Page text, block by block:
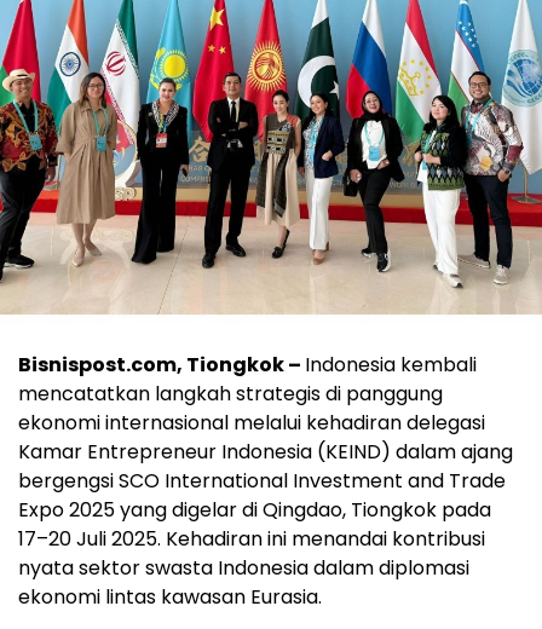
Bisnispost.com, Tiongkok – Indonesia kembali
mencatatkan langkah strategis di panggung
ekonomi internasional melalui kehadiran delegasi
Kamar Entrepreneur Indonesia (KEIND) dalam ajang
bergengsi SCO International Investment and Trade
Expo 2025 yang digelar di Qingdao, Tiongkok pada
17–20 Juli 2025. Kehadiran ini menandai kontribusi
nyata sektor swasta Indonesia dalam diplomasi
ekonomi lintas kawasan Eurasia.